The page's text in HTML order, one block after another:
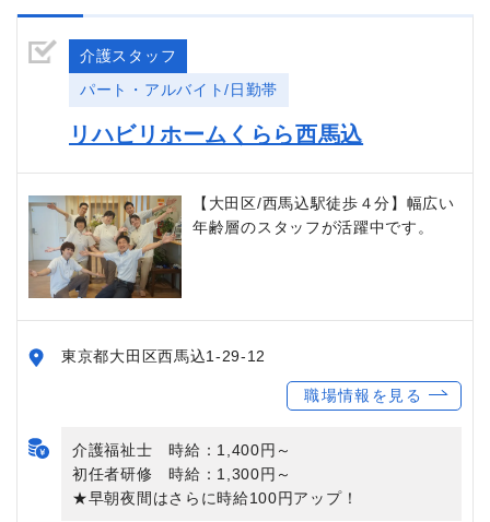
介護スタッフ
パート・アルバイト/日勤帯
リハビリホームくらら西馬込
【大田区/西馬込駅徒歩４分】幅広い
年齢層のスタッフが活躍中です。
東京都大田区西馬込1-29-12
職場情報を見る
介護福祉士 時給：1,400円～
初任者研修 時給：1,300円～
★早朝夜間はさらに時給100円アップ！